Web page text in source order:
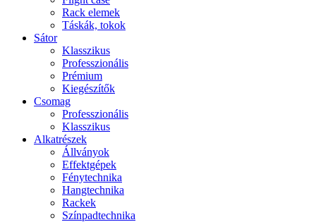
Rack elemek
Táskák, tokok
Sátor
Klasszikus
Professzionális
Prémium
Kiegészítők
Csomag
Professzionális
Klasszikus
Alkatrészek
Állványok
Effektgépek
Fénytechnika
Hangtechnika
Rackek
Színpadtechnika